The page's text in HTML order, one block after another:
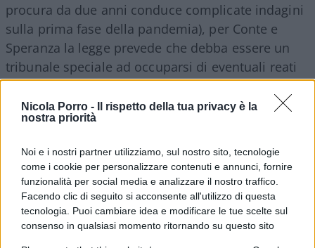
Nicola Porro -
Il rispetto della tua privacy è la
nostra priorità
Noi e i nostri partner utilizziamo, sul nostro sito, tecnologie
come i cookie per personalizzare contenuti e annunci, fornire
funzionalità per social media e analizzare il nostro traffico.
Facendo clic di seguito si acconsente all'utilizzo di questa
tecnologia. Puoi cambiare idea e modificare le tue scelte sul
consenso in qualsiasi momento ritornando su questo sito
procura da due anni conduce complicate indagini
sulla prima fase della pandemia), per Conte e
Speranza la legge prevede che debba essere un
tribunale speciale ad occuparsi di eventuali reati
commessi nell’esercizio delle loro funzioni
governative. Il pmAntonio Chiappaninelle
scorse settimane aveva spedito tutti i faldoni a
colposi) ai tre colleghi bresciani presieduti da
Maria Rosa Pipponzi, i quali hanno deciso di
interrogare i diretti interessati.